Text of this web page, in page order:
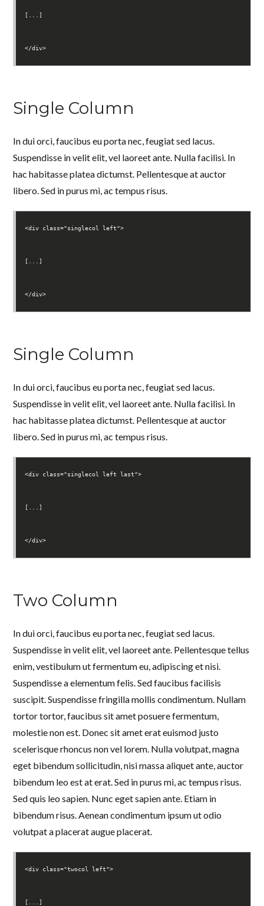
[...]
</div>
Single Column
In dui orci, faucibus eu porta nec, feugiat sed lacus.
Suspendisse in velit elit, vel laoreet ante. Nulla facilisi. In
hac habitasse platea dictumst. Pellentesque at auctor
libero. Sed in purus mi, ac tempus risus.
<div class="singlecol left">
[...]
</div>
Single Column
In dui orci, faucibus eu porta nec, feugiat sed lacus.
Suspendisse in velit elit, vel laoreet ante. Nulla facilisi. In
hac habitasse platea dictumst. Pellentesque at auctor
libero. Sed in purus mi, ac tempus risus.
<div class="singlecol left last">
[...]
</div>
Two Column
In dui orci, faucibus eu porta nec, feugiat sed lacus.
Suspendisse in velit elit, vel laoreet ante. Pellentesque tellus
enim, vestibulum ut fermentum eu, adipiscing et nisi.
Suspendisse a elementum felis. Sed faucibus facilisis
suscipit. Suspendisse fringilla mollis condimentum. Nullam
tortor tortor, faucibus sit amet posuere fermentum,
molestie non est. Donec sit amet erat euismod justo
scelerisque rhoncus non vel lorem. Nulla volutpat, magna
eget bibendum sollicitudin, nisi massa aliquet ante, auctor
bibendum leo est at erat. Sed in purus mi, ac tempus risus.
Sed quis leo sapien. Nunc eget sapien ante. Etiam in
bibendum risus. Aenean condimentum ipsum ut odio
volutpat a placerat augue placerat.
<div class="twocol left">
[...]